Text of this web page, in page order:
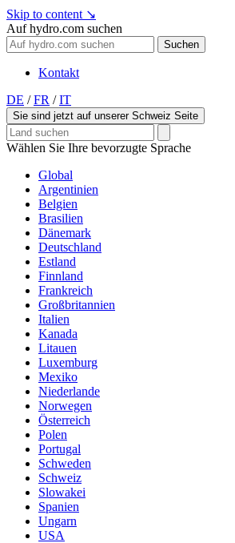
Skip to content ↘
Auf hydro.com suchen
Suchen
Kontakt
DE / FR / IT
Sie sind jetzt auf unserer Schweiz Seite
Wählen Sie Ihre bevorzugte Sprache
Global
Argentinien
Belgien
Brasilien
Dänemark
Deutschland
Estland
Finnland
Frankreich
Großbritannien
Italien
Kanada
Litauen
Luxemburg
Mexiko
Niederlande
Norwegen
Österreich
Polen
Portugal
Schweden
Schweiz
Slowakei
Spanien
Ungarn
USA